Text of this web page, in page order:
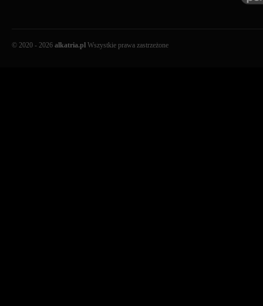
© 2020 - 2026 alkatria.pl Wszystkie prawa zastrzeżone